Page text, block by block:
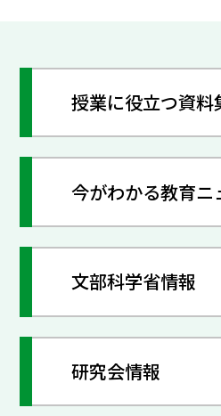
授業に役立つ資料
今がわかる教育ニ
文部科学省情報
研究会情報